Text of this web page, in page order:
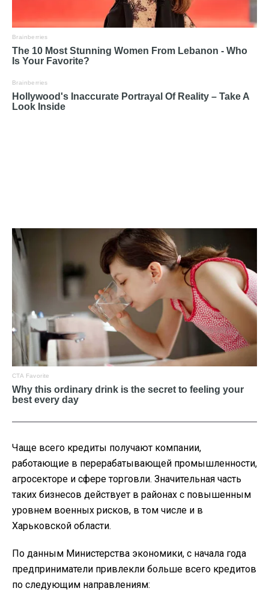
Чаще всего кредиты получают компании,
работающие в перерабатывающей промышленности,
агросекторе и сфере торговли. Значительная часть
таких бизнесов действует в районах с повышенным
уровнем военных рисков, в том числе и в
Харьковской области.
По данным Министерства экономики, с начала года
предприниматели привлекли больше всего кредитов
по следующим направлениям: